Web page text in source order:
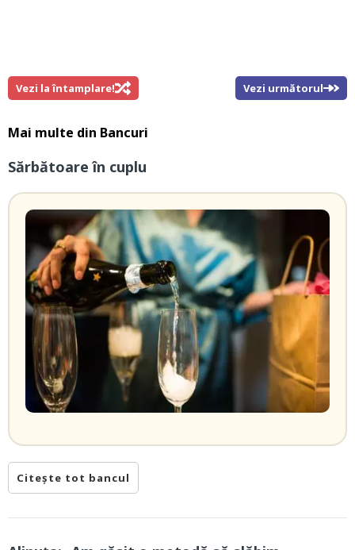
Vezi la întamplare! Vezi următorul
Mai multe din Bancuri
Sărbătoare în cuplu
Citește tot bancul